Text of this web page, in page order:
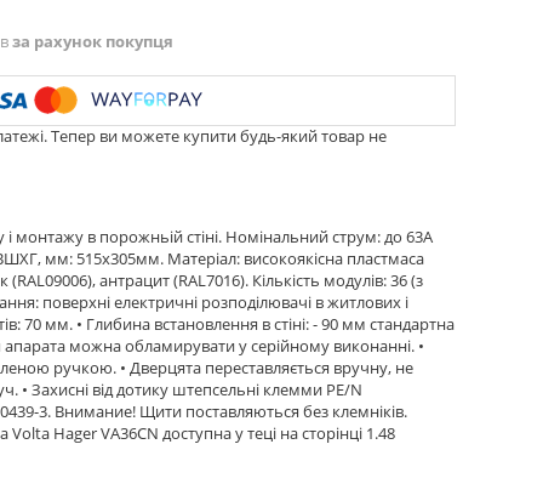
за рахунок покупця
Тепер ви можете купити будь-який товар не
монтажу в порожньій стіні. Номінальний струм: до 63А
мм: 515x305мм. Матеріал: високоякісна пластмаса
антрацит (RAL7016). Кількість модулів: 36 (з
поверхні електричні розподілювачі в житлових і
70 мм. • Глибина встановлення в стіні: - 90 мм стандартна
можна обламирувати у серійному виконанні. •
ручкою. • Дверцята переставляється вручну, не
Захисні від дотику штепсельні клемми PE/N
3. Внимание! Щити поставляються без клемніків.
Hager VA36CN доступна у теці на сторінці 1.48